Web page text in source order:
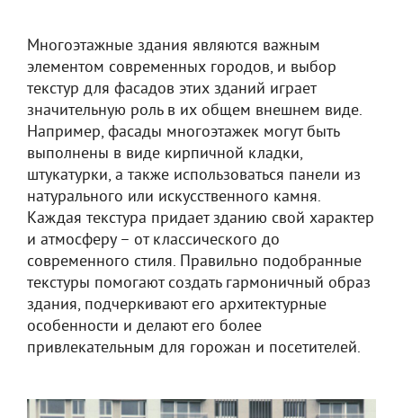
Многоэтажные здания являются важным
элементом современных городов, и выбор
текстур для фасадов этих зданий играет
значительную роль в их общем внешнем виде.
Например, фасады многоэтажек могут быть
выполнены в виде кирпичной кладки,
штукатурки, а также использоваться панели из
натурального или искусственного камня.
Каждая текстура придает зданию свой характер
и атмосферу – от классического до
современного стиля. Правильно подобранные
текстуры помогают создать гармоничный образ
здания, подчеркивают его архитектурные
особенности и делают его более
привлекательным для горожан и посетителей.